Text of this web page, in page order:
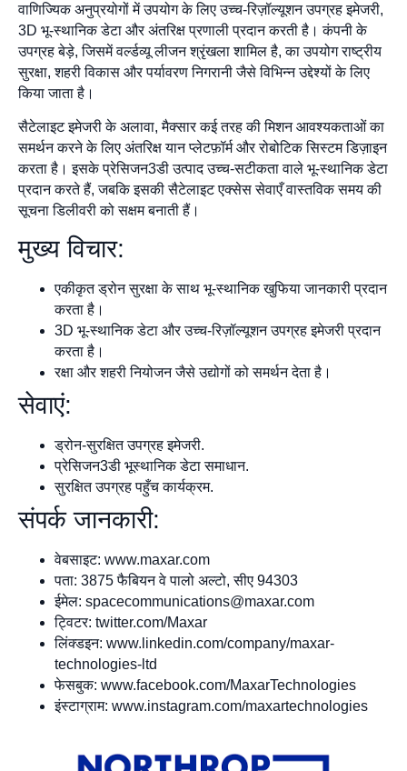
वाणिज्यिक अनुप्रयोगों में उपयोग के लिए उच्च-रिज़ॉल्यूशन उपग्रह इमेजरी,
3D भू-स्थानिक डेटा और अंतरिक्ष प्रणाली प्रदान करती है। कंपनी के
उपग्रह बेड़े, जिसमें वर्ल्डव्यू लीजन श्रृंखला शामिल है, का उपयोग राष्ट्रीय
सुरक्षा, शहरी विकास और पर्यावरण निगरानी जैसे विभिन्न उद्देश्यों के लिए
किया जाता है।
सैटेलाइट इमेजरी के अलावा, मैक्सार कई तरह की मिशन आवश्यकताओं का
समर्थन करने के लिए अंतरिक्ष यान प्लेटफ़ॉर्म और रोबोटिक सिस्टम डिज़ाइन
करता है। इसके प्रेसिजन3डी उत्पाद उच्च-सटीकता वाले भू-स्थानिक डेटा
प्रदान करते हैं, जबकि इसकी सैटेलाइट एक्सेस सेवाएँ वास्तविक समय की
सूचना डिलीवरी को सक्षम बनाती हैं।
मुख्य विचार:
एकीकृत ड्रोन सुरक्षा के साथ भू-स्थानिक खुफिया जानकारी प्रदान
करता है।
3D भू-स्थानिक डेटा और उच्च-रिज़ॉल्यूशन उपग्रह इमेजरी प्रदान
करता है।
रक्षा और शहरी नियोजन जैसे उद्योगों को समर्थन देता है।
सेवाएं:
ड्रोन-सुरक्षित उपग्रह इमेजरी.
प्रेसिजन3डी भूस्थानिक डेटा समाधान.
सुरक्षित उपग्रह पहुँच कार्यक्रम.
संपर्क जानकारी:
वेबसाइट: www.maxar.com
पता: 3875 फैबियन वे पालो अल्टो, सीए 94303
ईमेल: spacecommunications@maxar.com
ट्विटर: twitter.com/Maxar
लिंक्डइन: www.linkedin.com/company/maxar-
technologies-ltd
फेसबुक: www.facebook.com/MaxarTechnologies
इंस्टाग्राम: www.instagram.com/maxartechnologies